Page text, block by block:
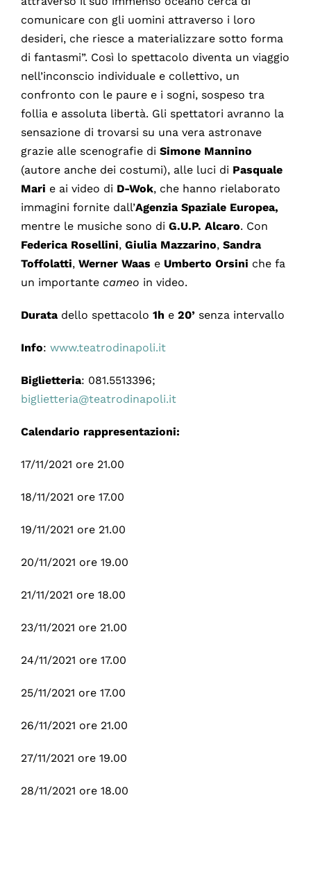
comunicare con gli uomini attraverso i loro
desideri, che riesce a materializzare sotto forma
di fantasmi”. Così lo spettacolo diventa un viaggio
nell’inconscio individuale e collettivo, un
confronto con le paure e i sogni, sospeso tra
follia e assoluta libertà. Gli spettatori avranno la
sensazione di trovarsi su una vera astronave
grazie alle scenografie di Simone Mannino
(autore anche dei costumi), alle luci di Pasquale
Mari e ai video di D-Wok, che hanno rielaborato
immagini fornite dall’Agenzia Spaziale Europea,
mentre le musiche sono di G.U.P. Alcaro. Con
Federica Rosellini, Giulia Mazzarino, Sandra
Toffolatti, Werner Waas e Umberto Orsini che fa
un importante cameo in video.
Durata dello spettacolo 1h e20’ senza intervallo
Info: www.teatrodinapoli.it
Biglietteria: 081.5513396;
biglietteria@teatrodinapoli.it
Calendario rappresentazioni:
17/11/2021 ore 21.00
18/11/2021 ore 17.00
19/11/2021 ore 21.00
20/11/2021 ore 19.00
21/11/2021 ore 18.00
23/11/2021 ore 21.00
24/11/2021 ore 17.00
25/11/2021 ore 17.00
26/11/2021 ore 21.00
27/11/2021 ore 19.00
28/11/2021 ore 18.00